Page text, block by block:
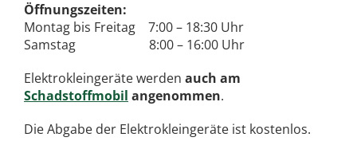
Öffnungszeiten:
Montag bis Freitag 7:00 – 18:30 Uhr
Samstag 8:00 – 16:00 Uhr
Elektrokleingeräte werden auch am
Schadstoffmobil angenommen.
Die Abgabe der Elektrokleingeräte ist kostenlos.